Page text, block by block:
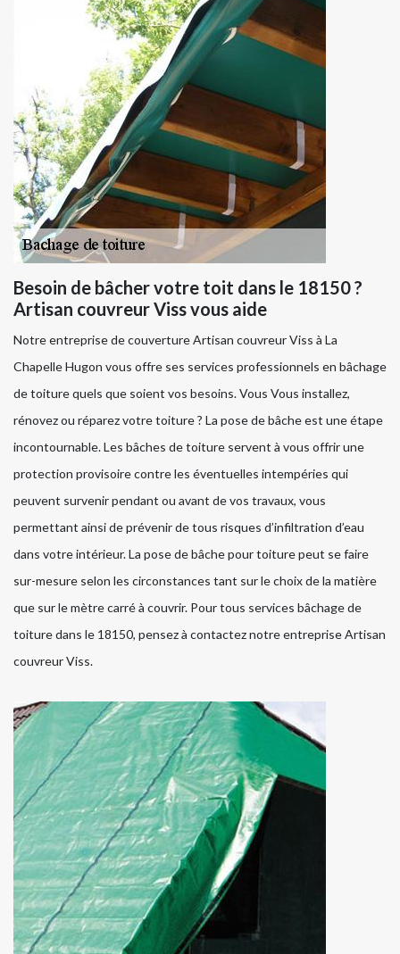
Besoin de bâcher votre toit dans le 18150 ?
Artisan couvreur Viss vous aide
Notre entreprise de couverture Artisan couvreur Viss à La
Chapelle Hugon vous offre ses services professionnels en bâchage
de toiture quels que soient vos besoins. Vous Vous installez,
rénovez ou réparez votre toiture ? La pose de bâche est une étape
incontournable. Les bâches de toiture servent à vous offrir une
protection provisoire contre les éventuelles intempéries qui
peuvent survenir pendant ou avant de vos travaux, vous
permettant ainsi de prévenir de tous risques d’infiltration d’eau
dans votre intérieur. La pose de bâche pour toiture peut se faire
sur-mesure selon les circonstances tant sur le choix de la matière
que sur le mètre carré à couvrir. Pour tous services bâchage de
toiture dans le 18150, pensez à contactez notre entreprise Artisan
couvreur Viss.